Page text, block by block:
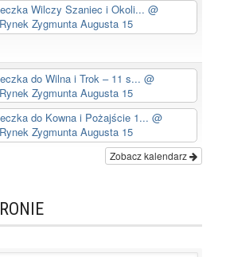
Wilczy Szaniec i Okoli... @
Zygmunta Augusta 15
do Wilna i Trok – 11 s... @
Zygmunta Augusta 15
do Kowna i Pożajście 1... @
Zygmunta Augusta 15
Zobacz kalendarz